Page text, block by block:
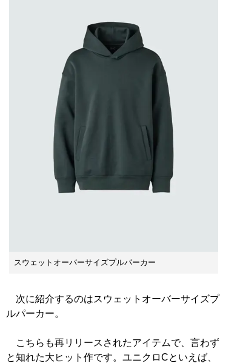
スウェットオーバーサイズプルパーカー
次に紹介するのはスウェットオーバーサイズプ
ルパーカー。
こちらも再リリースされたアイテムで、言わず
と知れた大ヒット作です。ユニクロCといえば、